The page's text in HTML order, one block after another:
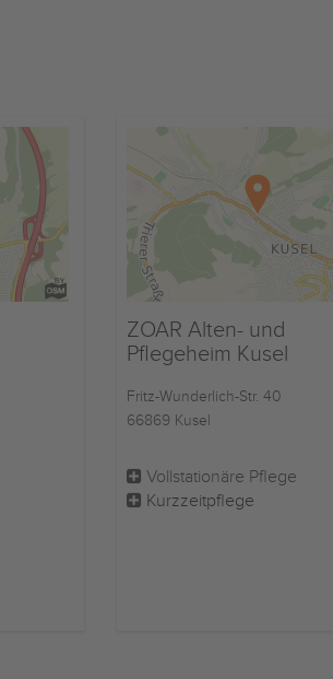
ZOAR Alten- und
Pflegeheim Kusel
Fritz-Wunderlich-Str. 40
66869 Kusel
Vollstationäre Pflege
Kurzzeitpflege